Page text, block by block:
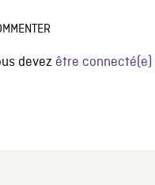
devez être connecté(e)